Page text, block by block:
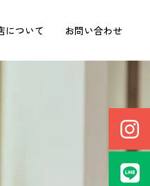
について お問い合わせ